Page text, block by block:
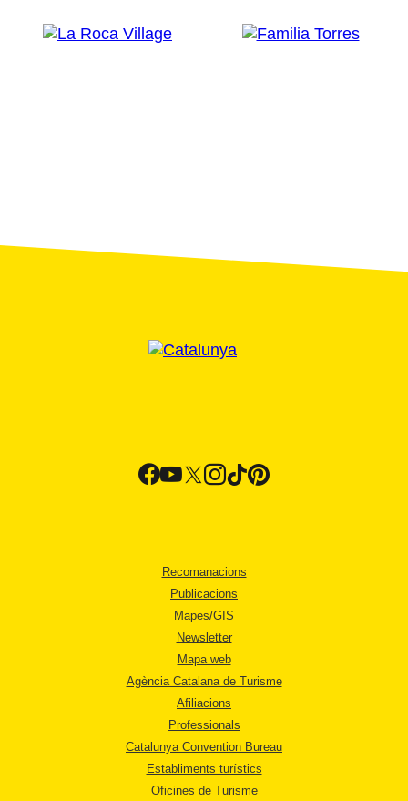
Recomanacions
Publicacions
Mapes/GIS
Newsletter
Mapa web
Agència Catalana de Turisme
Afiliacions
Professionals
Catalunya Convention Bureau
Establiments turístics
Oficines de Turisme